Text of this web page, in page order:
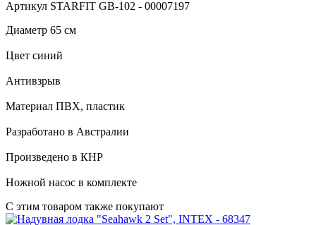
Артикул STARFIT GB-102 - 00007197
Диаметр 65 см
Цвет синий
Антивзрыв
Материал ПВХ, пластик
Разработано в Австралии
Произведено в КНР
Ножной насос в комплекте
С этим товаром также покупают